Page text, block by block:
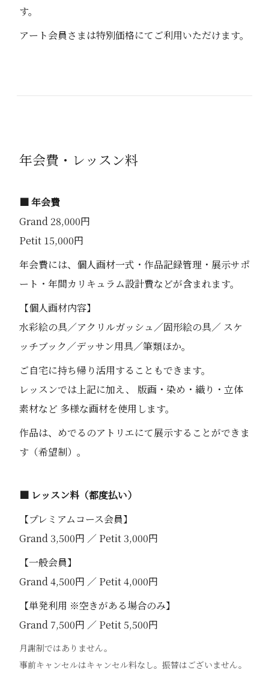
す。
アート会員さまは特別価格にてご利用いただけます。
年会費・レッスン料
■ 年会費
Grand 28,000円
Petit 15,000円
年会費には、個人画材一式・作品記録管理・展示サポ
ート・年間カリキュラム設計費などが含まれます。
【個人画材内容】
水彩絵の具／アクリルガッシュ／固形絵の具／ スケ
ッチブック／デッサン用具／筆類ほか。
ご自宅に持ち帰り活用することもできます。
レッスンでは上記に加え、 版画・染め・織り・立体
素材など 多様な画材を使用します。
作品は、めでるのアトリエにて展示することができま
す（希望制）。
■ レッスン料（都度払い）
【プレミアムコース会員】
Grand 3,500円 ／ Petit 3,000円
【一般会員】
Grand 4,500円 ／ Petit 4,000円
【単発利用 ※空きがある場合のみ】
Grand 7,500円 ／ Petit 5,500円
月謝制ではありません。
事前キャンセルはキャンセル料なし。振替はございません。